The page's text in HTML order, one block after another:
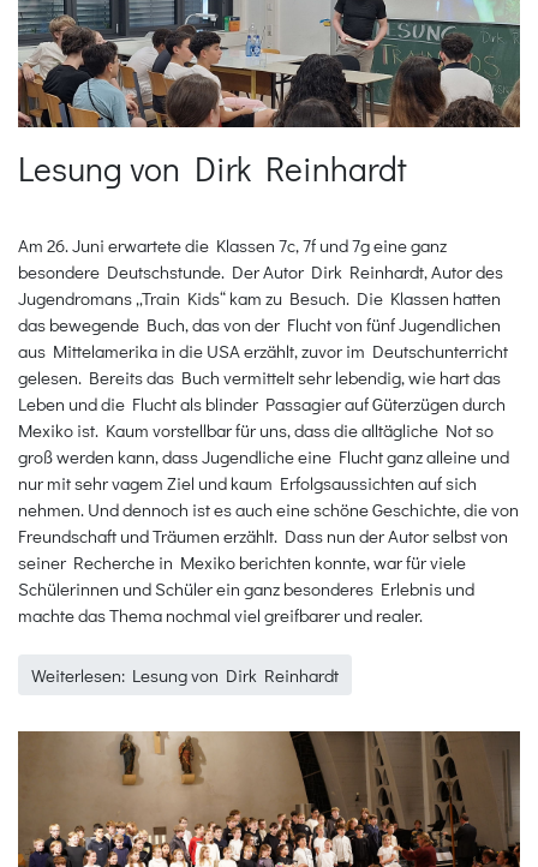
Lesung von Dirk Reinhardt
Am 26. Juni erwartete die Klassen 7c, 7f und 7g eine ganz
besondere Deutschstunde. Der Autor Dirk Reinhardt, Autor des
Jugendromans „Train Kids“ kam zu Besuch. Die Klassen hatten
das bewegende Buch, das von der Flucht von fünf Jugendlichen
aus Mittelamerika in die USA erzählt, zuvor im Deutschunterricht
gelesen. Bereits das Buch vermittelt sehr lebendig, wie hart das
Leben und die Flucht als blinder Passagier auf Güterzügen durch
Mexiko ist. Kaum vorstellbar für uns, dass die alltägliche Not so
groß werden kann, dass Jugendliche eine Flucht ganz alleine und
nur mit sehr vagem Ziel und kaum Erfolgsaussichten auf sich
nehmen. Und dennoch ist es auch eine schöne Geschichte, die von
Freundschaft und Träumen erzählt. Dass nun der Autor selbst von
seiner Recherche in Mexiko berichten konnte, war für viele
Schülerinnen und Schüler ein ganz besonderes Erlebnis und
machte das Thema nochmal viel greifbarer und realer.
Weiterlesen: Lesung von Dirk Reinhardt